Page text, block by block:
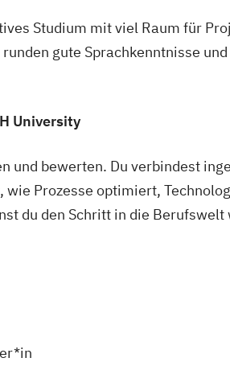
Studium mit viel Raum für
gute Sprachkenntnisse
University
und bewerten. Du verbindest
Prozesse optimiert,
du den Schritt in die